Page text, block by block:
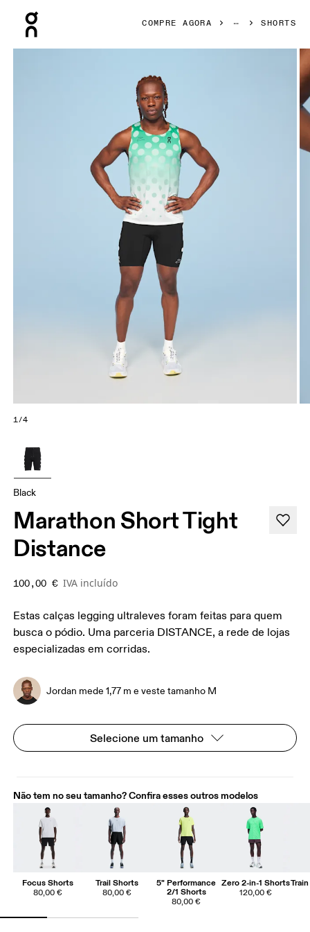
COMPRE AGORA SHORTS
Galeria de produtos: item 1 de 4 On Marathon Short Tight
1/4
Black
Marathon Short Tight
Distance
100,00 € IVA incluído
Estas calças legging ultraleves foram feitas para quem
busca o pódio. Uma parceria DISTANCE, a rede de lojas
especializadas em corridas.
Jordan mede 1,77 m e veste tamanho M
Selecione um tamanho
Não tem no seu tamanho? Confira esses outros modelos
Focus Shorts
80,00 €
Trail Shorts
80,00 €
5" Performance
2/1 Shorts
80,00 €
Zero 2-in-1 Shorts
120,00 €